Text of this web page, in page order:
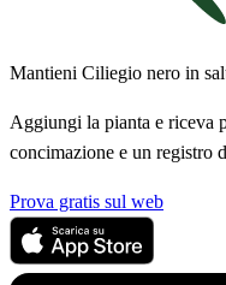
Mantieni Ciliegio nero in
Aggiungi la pianta e riceva
concimazione e un registro
Prova gratis sul web